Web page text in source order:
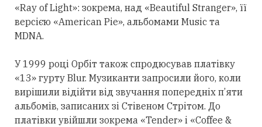
«Ray of Light»: зокрема, над «Beautiful Stranger», її
версією «American Pie», альбомами Music та
MDNA.
У 1999 році Орбіт також спродюсував платівку
«13» гурту Blur. Музиканти запросили його, коли
вирішили відійти від звучання попередніх п’яти
альбомів, записаних зі Стівеном Стрітом. До
платівки увійшли зокрема «Tender» і «Coffee &